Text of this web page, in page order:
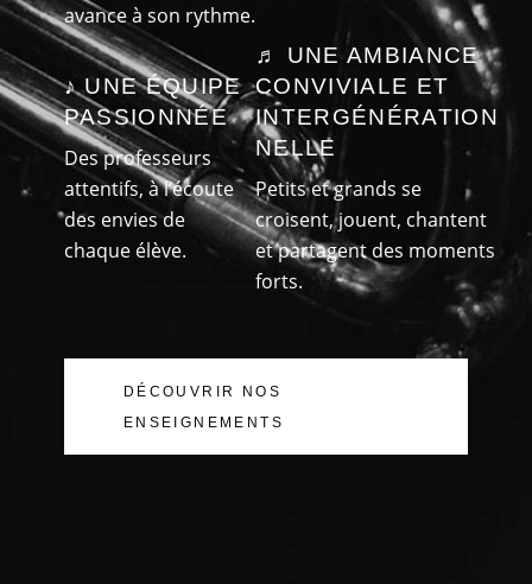
avance à son rythme.
♪ UNE ÉQUIPE
PASSIONNÉE
Des professeurs
attentifs, à l’écoute
des envies de
chaque élève.
♬ UNE AMBIANCE
CONVIVIALE ET
INTERGÉNÉRATION
NELLE
Petits et grands se
croisent, jouent, chantent
et partagent des moments
forts.
DÉCOUVRIR NOS
ENSEIGNEMENTS